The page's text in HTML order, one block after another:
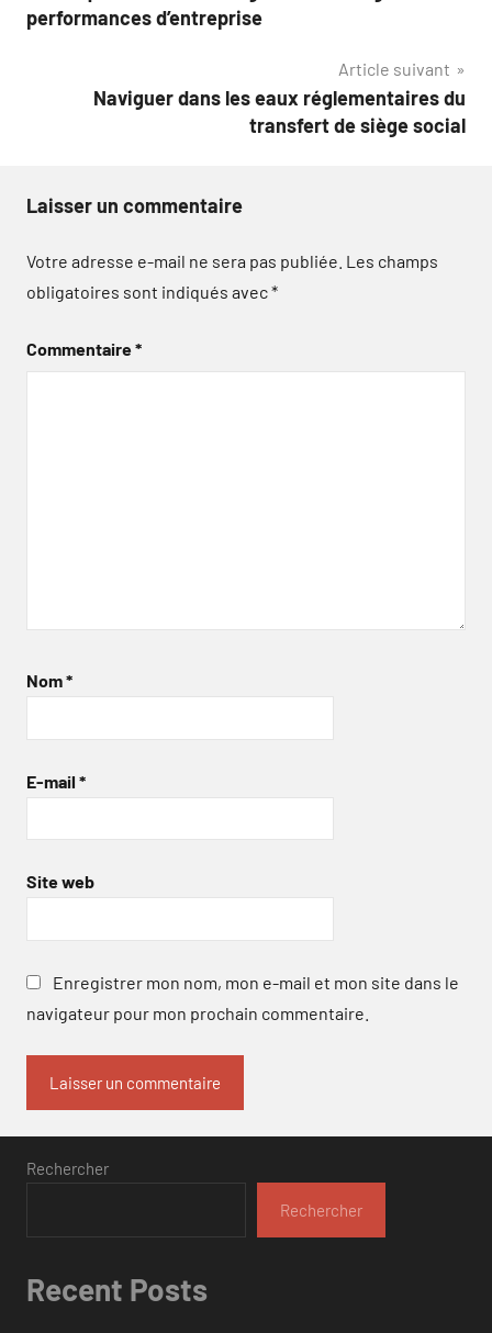
de
performances d’entreprise
Article suivant
Naviguer dans les eaux réglementaires du
transfert de siège social
Laisser un commentaire
Votre adresse e-mail ne sera pas publiée. Les champs
obligatoires sont indiqués avec*
Commentaire*
Nom*
E-mail *
Site web
Enregistrer mon nom, mon e-mail et mon site dans le
navigateur pour mon prochain commentaire.
Rechercher
Rechercher
Recent Posts